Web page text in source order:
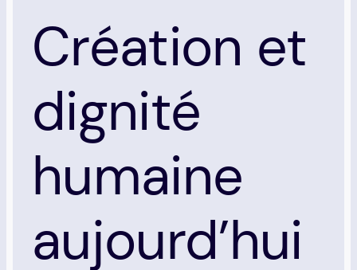
Création et
dignité
humaine
aujourd’hui